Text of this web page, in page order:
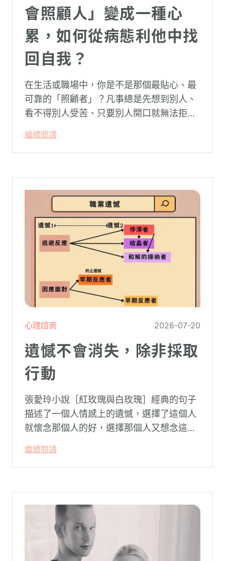
會照顧人」變成一種心
累，如何從病態利他中找
回自我？
在生活或職場中，你是不是那個最貼心、最
可靠的「照顧者」？凡事總是先想到別人、
看不得別人受苦、只要別人開口就無法拒
常在夜深人靜時讓你感到莫名的心累與空
虛。
繼續閱讀
心理諮商 2026-07-20
遺憾不會消失，除非採取
行動
張愛玲小說［紅玫瑰與白玫瑰］經典的句子
描述了一個人情感上的遺憾，選擇了這個人
就懷念那個人的好，選擇那個人又想念這個
繼續閱讀